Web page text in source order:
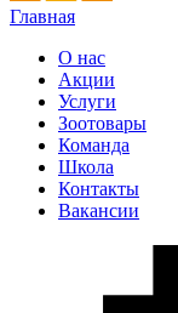
Главная
О нас
Акции
Услуги
Зоотовары
Команда
Школа
Контакты
Вакансии